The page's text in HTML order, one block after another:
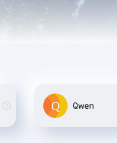
Qwen